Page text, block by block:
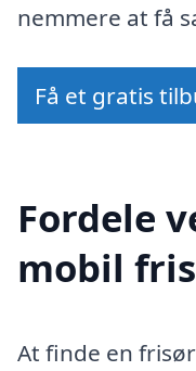
nemmere at få
Få et gratis
Fordele
mobil
At finde en